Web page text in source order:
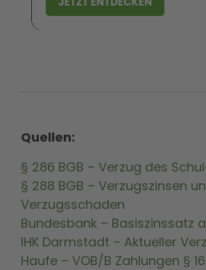
Quellen:
§ 286 BGB – Verzug des
§ 288 BGB – Verzugszinsen
Verzugsschaden
Bundesbank – Basiszinssatz
IHK Darmstadt – Aktueller
Haufe – VOB/B Zahlungen § 16